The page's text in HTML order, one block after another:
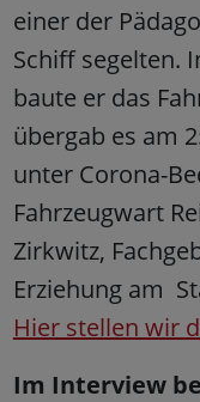
einer der
Schiff segelten.
baute er das
übergab es am
unter Corona-
Fahrzeugwart
Zirkwitz,
Erziehung am
Hier stellen wir
Im Interview